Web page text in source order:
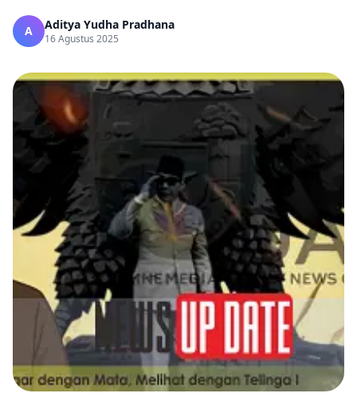
A Aditya Yudha Pradhana
16 Agustus 2025